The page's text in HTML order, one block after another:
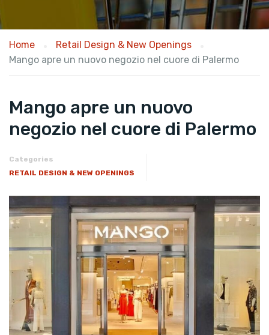
Home
Retail Design & New Openings
Mango apre un nuovo negozio nel cuore di Palermo
Mango apre un nuovo
negozio nel cuore di Palermo
Categories
RETAIL DESIGN & NEW OPENINGS